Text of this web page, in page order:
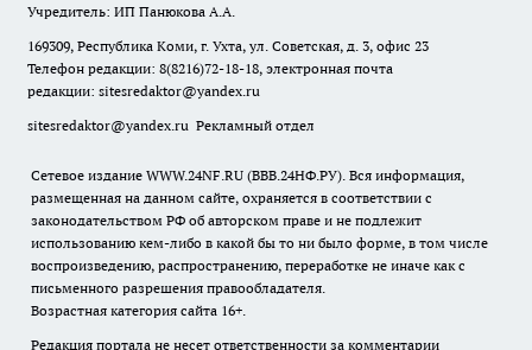
Учредитель: ИП Панюкова А.А.
169309, Республика Коми, г. Ухта, ул. Советская, д. 3, офис 23
Телефон редакции: 8(8216)72-18-18, электронная почта
редакции: sitesredaktor@yandex.ru
sitesredaktor@yandex.ru Рекламный отдел
Сетевое издание WWW.24NF.RU (ВВВ.24НФ.РУ). Вся информация,
размещенная на данном сайте, охраняется в соответствии с
законодательством РФ об авторском праве и не подлежит
использованию кем-либо в какой бы то ни было форме, в том числе
воспроизведению, распространению, переработке не иначе как с
письменного разрешения правообладателя.
Возрастная категория сайта 16+.
Редакция портала не несет ответственности за комментарии